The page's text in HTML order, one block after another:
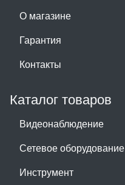
О магазине
Гарантия
Контакты
Каталог товаров
Видеонаблюдение
Сетевое оборудование
Инструмент